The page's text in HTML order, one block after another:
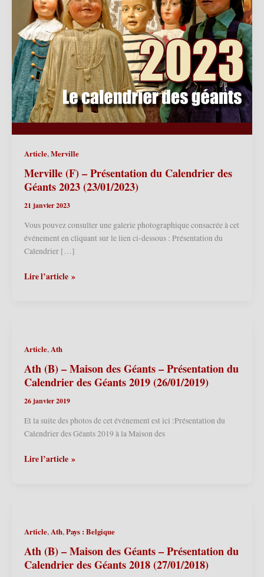
Article,Merville
Merville (F) – Présentation du Calendrier des
Géants 2023 (23/01/2023)
21 janvier 2023
Vous pouvez consulter une galerie photographique consacrée à cet
événement en cliquant sur le lien ci-dessous : Présentation du
Calendrier […]
Merville
des
Géants
2023
Lire l’article »
Article,Ath
Ath (B) – Maison des Géants – Présentation du
Calendrier des Géants 2019 (26/01/2019)
26 janvier 2019
Et la suite des photos de cet événement est ici :Présentation du
Calendrier des Géants 2019 à la Maison des
Ath
–
Présentation
du
Lire l’article »
Article,Ath,Pays : Belgique
Ath (B) – Maison des Géants – Présentation du
Calendrier des Géants 2018 (27/01/2018)